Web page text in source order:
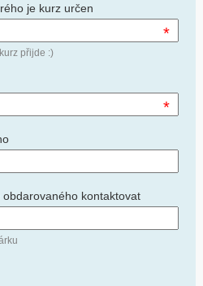
je kurz určen
*
přijde :)
*
kontaktovat